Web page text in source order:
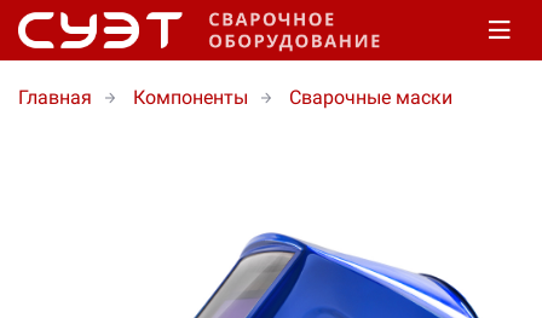
Главная Компоненты Сварочные маски